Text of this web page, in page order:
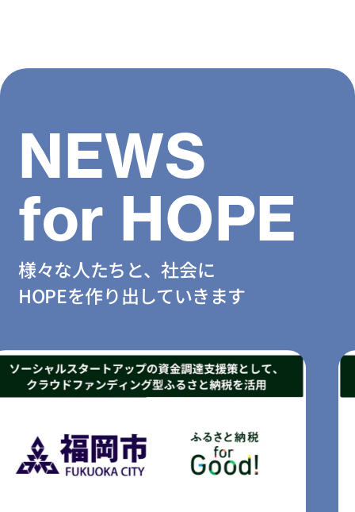
NEWS
for HOPE
様々な人たちと、社会に
HOPEを作り出していきます